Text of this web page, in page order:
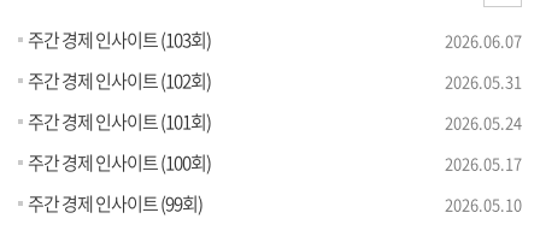
주간 경제 인사이트 (103회) 2026.06.07
주간 경제 인사이트 (102회) 2026.05.31
주간 경제 인사이트 (101회) 2026.05.24
주간 경제 인사이트 (100회) 2026.05.17
주간 경제 인사이트 (99회) 2026.05.10